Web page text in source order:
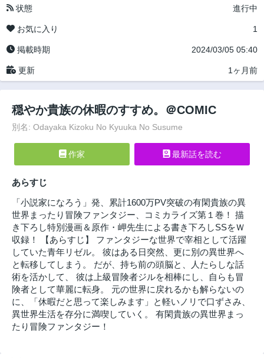
状態
進行中
お気に入り 1
掲載時期 2024/03/05 05:40
更新 1ヶ月前
穏やか貴族の休暇のすすめ。＠COMIC
別名: Odayaka Kizoku No Kyuuka No Susume
作家 最新話を読む
あらすじ
「小説家になろう」発、累計1600万PV突破の有閑貴族の異
世界まったり冒険ファンタジー、コミカライズ第１巻！ 描
き下ろし特別漫画＆原作・岬先生による書き下ろしSSをＷ
収録！ 【あらすじ】 ファンタジーな世界で宰相として活躍
していた青年リゼル。 彼はある日突然、更に別の異世界へ
と転移してしまう。 だが、持ち前の頭脳と、人たらしな話
術を活かして、 彼は上級冒険者ジルを相棒にし、自らも冒
険者として華麗に転身。 元の世界に戻れるかも解らないの
に、「休暇だと思って楽しみます」と軽いノリで口ずさみ、
異世界生活を存分に満喫していく。 有閑貴族の異世界まっ
たり冒険ファンタジー！